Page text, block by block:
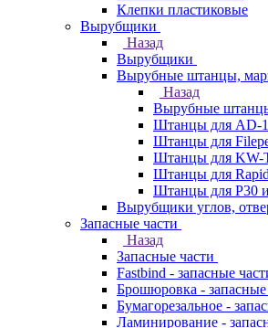
Клепки пластиковые
Вырубщики
Назад
Вырубщики
Вырубные штанцы,
Назад
Вырубные
Штанцы для AD-1
Штанцы для
Штанцы для KW-
Штанцы для Rapid
Штанцы для Р30
Вырубщики углов,
Запасные части
Назад
Запасные части
Fastbind - запасные
Брошюровка - запасные
Бумагорезальное -
Ламинирование -